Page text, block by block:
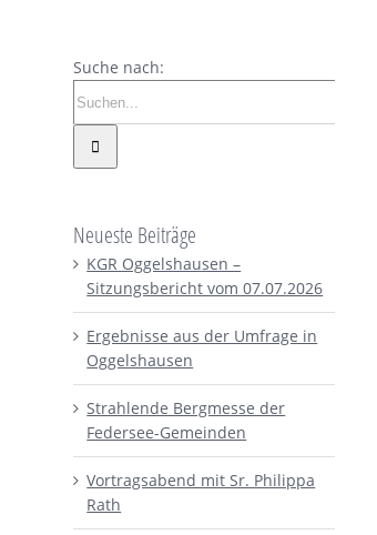
Suche nach:
Neueste Beiträge
KGR Oggelshausen –
Sitzungsbericht vom 07.07.2026
Ergebnisse aus der Umfrage in
Oggelshausen
Strahlende Bergmesse der
Federsee-Gemeinden
Vortragsabend mit Sr. Philippa
Rath